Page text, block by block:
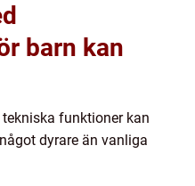
barn kan
funktioner kan
dyrare än vanliga